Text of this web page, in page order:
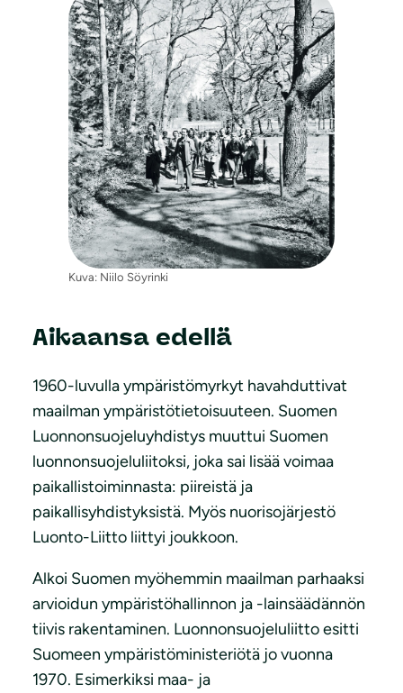
Kuva: Niilo Söyrinki
Aikaansa edellä
1960-luvulla ympäristömyrkyt havahduttivat
maailman ympäristötietoisuuteen. Suomen
Luonnonsuojeluyhdistys muuttui Suomen
luonnonsuojeluliitoksi, joka sai lisää voimaa
paikallistoiminnasta: piireistä ja
paikallisyhdistyksistä. Myös nuorisojärjestö
Luonto-Liitto liittyi joukkoon.
Alkoi Suomen myöhemmin maailman parhaaksi
arvioidun ympäristöhallinnon ja -lainsäädännön
tiivis rakentaminen. Luonnonsuojeluliitto esitti
Suomeen ympäristöministeriötä jo vuonna
1970. Esimerkiksi maa- ja